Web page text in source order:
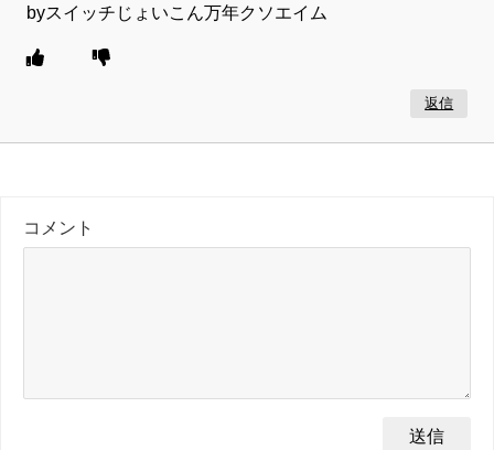
byスイッチじょいこん万年クソエイム
返信
コメント